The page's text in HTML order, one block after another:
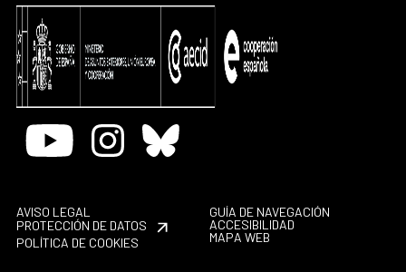
Youtube InstagramBluesky
AVISO LEGAL
PROTECCIÓN DE DATOS
POLÍTICA DE COOKIES
GUÍA DE NAVEGACIÓN
ACCESIBILIDAD
MAPA WEB